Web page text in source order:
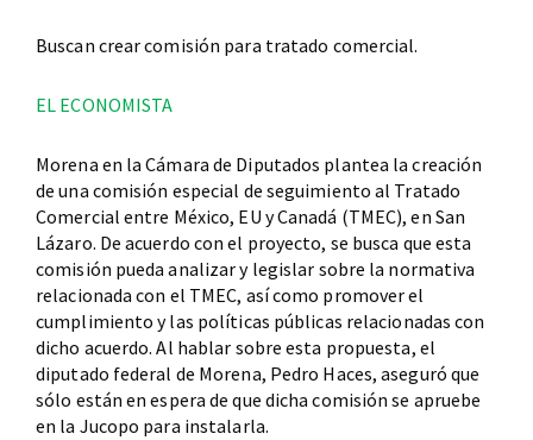
Buscan crear comisión para tratado comercial.
EL ECONOMISTA
Morena en la Cámara de Diputados plantea la creación
de una comisión especial de seguimiento al Tratado
Comercial entre México, EU y Canadá (TMEC), en San
Lázaro. De acuerdo con el proyecto, se busca que esta
comisión pueda analizar y legislar sobre la normativa
relacionada con el TMEC, así como promover el
cumplimiento y las políticas públicas relacionadas con
dicho acuerdo. Al hablar sobre esta propuesta, el
diputado federal de Morena, Pedro Haces, aseguró que
sólo están en espera de que dicha comisión se apruebe
en la Jucopo para instalarla.